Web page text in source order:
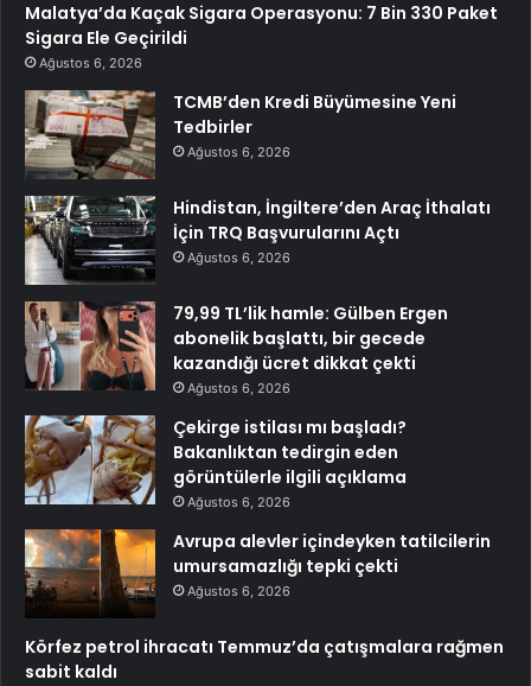
Malatya’da Kaçak Sigara Operasyonu: 7 Bin 330 Paket
Sigara Ele Geçirildi
Ağustos 6, 2026
TCMB’den Kredi Büyümesine Yeni
Tedbirler
Ağustos 6, 2026
Hindistan, İngiltere’den Araç İthalatı
İçin TRQ Başvurularını Açtı
Ağustos 6, 2026
79,99 TL’lik hamle: Gülben Ergen
abonelik başlattı, bir gecede
kazandığı ücret dikkat çekti
Ağustos 6, 2026
Çekirge istilası mı başladı?
Bakanlıktan tedirgin eden
görüntülerle ilgili açıklama
Ağustos 6, 2026
Avrupa alevler içindeyken tatilcilerin
umursamazlığı tepki çekti
Ağustos 6, 2026
Körfez petrol ihracatı Temmuz’da çatışmalara rağmen
sabit kaldı